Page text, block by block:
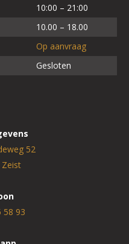
10:00 – 21:00
10.00 – 18.00
Op aanvraag
Gesloten
52
58 93